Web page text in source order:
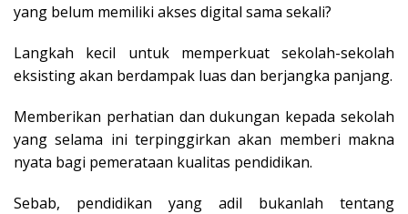
yang belum memiliki akses digital sama sekali?
Langkah kecil untuk memperkuat sekolah-sekolah
eksisting akan berdampak luas dan berjangka panjang.
Memberikan perhatian dan dukungan kepada sekolah
yang selama ini terpinggirkan akan memberi makna
nyata bagi pemerataan kualitas pendidikan.
Sebab, pendidikan yang adil bukanlah tentang